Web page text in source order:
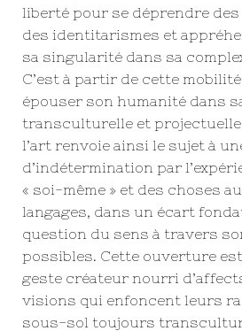
liberté pour se déprendre
des identitarismes et
sa singularité dans sa
C’est à partir de cette
épouser son humanité dans
transculturelle et projectuelle.
l’art renvoie ainsi le sujet à
d’indétermination par
« soi-même » et des choses
langages, dans un écart
question du sens à travers
possibles. Cette ouverture
geste créateur nourri
visions qui enfoncent leurs
sous-sol toujours